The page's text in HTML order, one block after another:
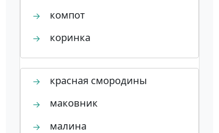
→ компот
→ коринка
→ красная смородины
→ маковник
→ малина